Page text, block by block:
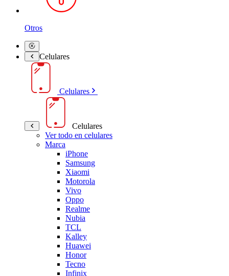
Otros
Celulares
Celulares
Celulares
Ver todo en celulares
Marca
iPhone
Samsung
Xiaomi
Motorola
Vivo
Oppo
Realme
Nubia
TCL
Kalley
Huawei
Honor
Tecno
Infinix